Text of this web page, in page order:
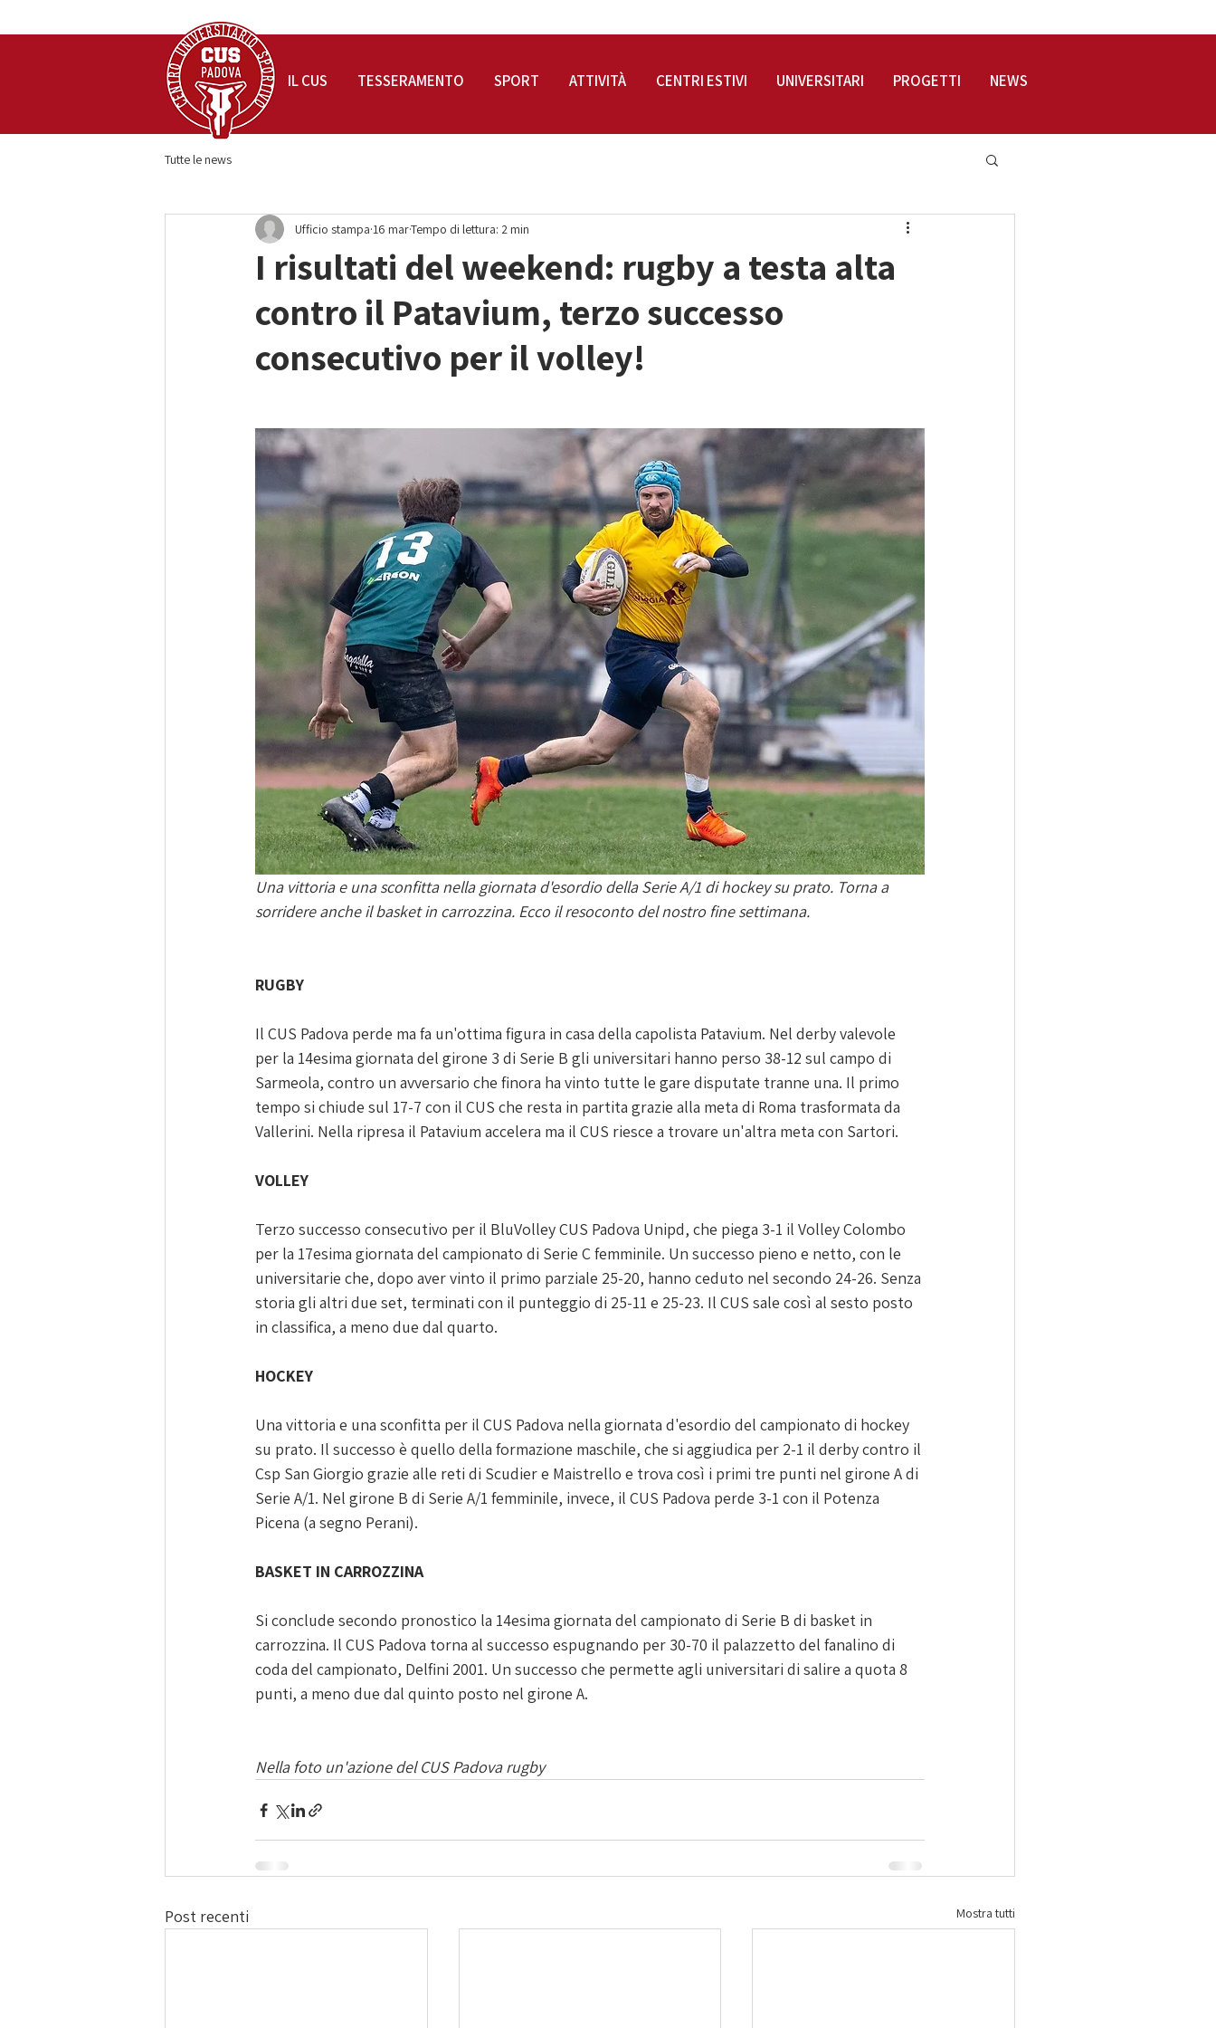
Tutte le news
I risultati del weekend: rugby a testa alta
contro il Patavium, terzo successo
consecutivo per il volley!
Ufficio stampa 16 marTempo di lettura: 2 min
Una vittoria e una sconfitta nella giornata d'esordio della Serie A/1 di hockey su prato. Torna a
sorridere anche il basket in carrozzina. Ecco il resoconto del nostro fine settimana.
RUGBY
Il CUS Padova perde ma fa un'ottima figura in casa della capolista Patavium. Nel derby valevole
per la 14esima giornata del girone 3 di Serie B gli universitari hanno perso 38-12 sul campo di
Sarmeola, contro un avversario che finora ha vinto tutte le gare disputate tranne una. Il primo
tempo si chiude sul 17-7 con il CUS che resta in partita grazie alla meta di Roma trasformata da
Vallerini. Nella ripresa il Patavium accelera ma il CUS riesce a trovare un'altra meta con Sartori.
VOLLEY
Terzo successo consecutivo per il BluVolley CUS Padova Unipd, che piega 3-1 il Volley Colombo
per la 17esima giornata del campionato di Serie C femminile. Un successo pieno e netto, con le
universitarie che, dopo aver vinto il primo parziale 25-20, hanno ceduto nel secondo 24-26. Senza
storia gli altri due set, terminati con il punteggio di 25-11 e 25-23. Il CUS sale così al sesto posto
in classifica, a meno due dal quarto.
HOCKEY
Una vittoria e una sconfitta per il CUS Padova nella giornata d'esordio del campionato di hockey
su prato. Il successo è quello della formazione maschile, che si aggiudica per 2-1 il derby contro il
Csp San Giorgio grazie alle reti di Scudier e Maistrello e trova così i primi tre punti nel girone A di
Serie A/1. Nel girone B di Serie A/1 femminile, invece, il CUS Padova perde 3-1 con il Potenza
Picena (a segno Perani).
BASKET IN CARROZZINA
Si conclude secondo pronostico la 14esima giornata del campionato di Serie B di basket in
carrozzina. Il CUS Padova torna al successo espugnando per 30-70 il palazzetto del fanalino di
coda del campionato, Delfini 2001. Un successo che permette agli universitari di salire a quota 8
punti, a meno due dal quinto posto nel girone A.
Nella foto un'azione del CUS Padova rugby
Post recenti Mostra tutti
IL CUS TESSERAMENTO SPORT ATTIVITÀ CENTRI ESTIVI UNIVERSITARI PROGETTI NEWS